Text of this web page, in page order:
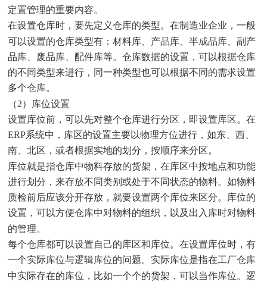
定置管理的重要内容。
在设置仓库时，要先定义仓库的类型。在制造业企业，一般
可以设置的仓库类型有：材料库、产品库、半成品库、副产
品库、废品库、配件库等。仓库数据的设置，可以根据仓库
的不同类型来进行，同一种类型也可以根据不同的需求设置
多个仓库。
（2）库位设置
设置库位前，可以先对整个仓库进行分区，即设置库区。在
ERP系统中，库区的设置主要以物理方位进行，如东、西、
南、北区，或者根据实地的划分，按顺序来分区。
库位就是指仓库中物料存放的货架，在库区中按地点和功能
进行划分，来存放不同类别或处于不同状态的物料。如物料
质检前后应该分开存放，就要设置两个库位来区分。库位的
设置，可以方便仓库中对物料的组织，以及出入库时对物料
的管理。
每个仓库都可以设置自己的库区和库位。在设置库位时，有
一个实际库位与逻辑库位的问题。实际库位是指在工厂仓库
中实际存在的库位，比如一个个的货架，可以当作库位。逻